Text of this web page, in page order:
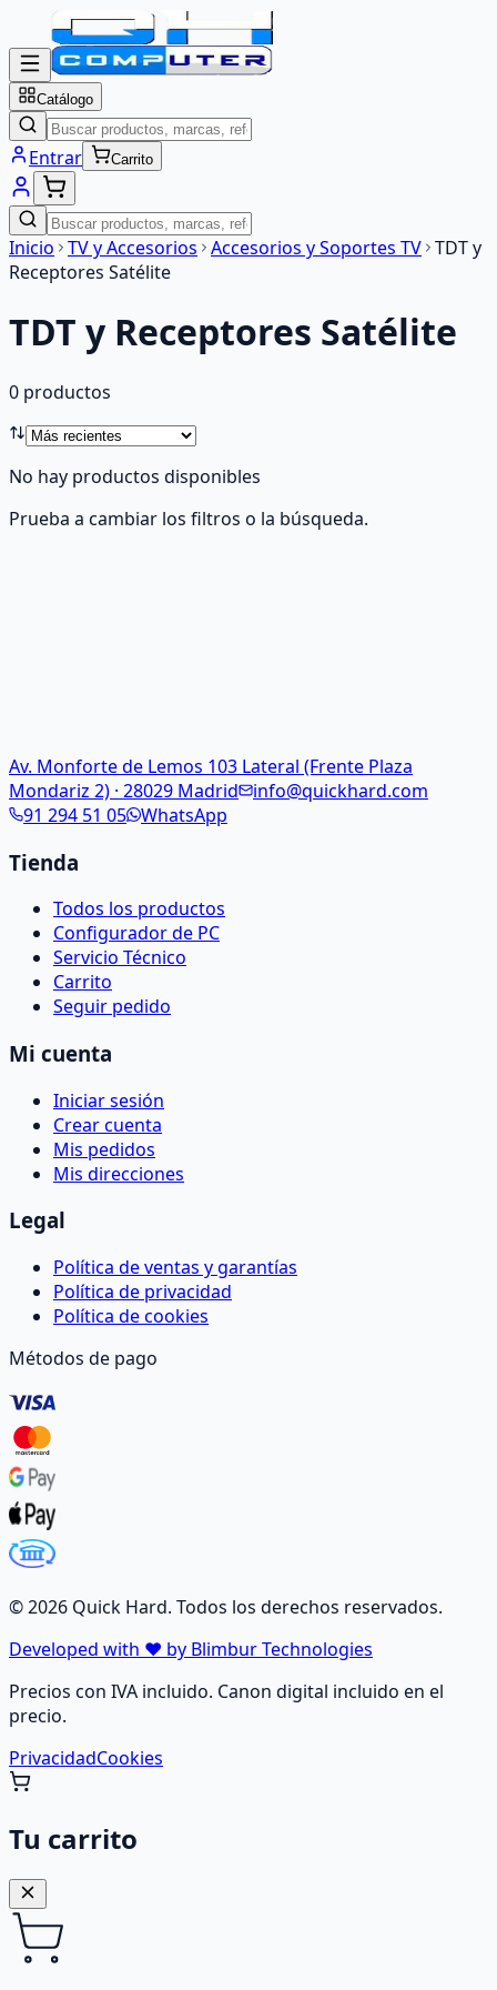
Catálogo
Entrar Carrito
Inicio TV y Accesorios Accesorios y Soportes TV TDT y
Receptores Satélite
TDT y Receptores Satélite
0 productos
No hay productos disponibles
Prueba a cambiar los filtros o la búsqueda.
Av. Monforte de Lemos 103 Lateral (Frente Plaza
Mondariz 2) · 28029 Madrid
info@quickhard.com
91 294 51 05 WhatsApp
Tienda
Todos los productos
Configurador de PC
Servicio Técnico
Carrito
Seguir pedido
Mi cuenta
Iniciar sesión
Crear cuenta
Mis pedidos
Mis direcciones
Legal
Política de ventas y garantías
Política de privacidad
Política de cookies
Métodos de pago
©2026 Quick Hard. Todos los derechos reservados.
Developed with ❤️ by Blimbur Technologies
Precios con IVA incluido. Canon digital incluido en el
precio.
PrivacidadCookies
Tu carrito